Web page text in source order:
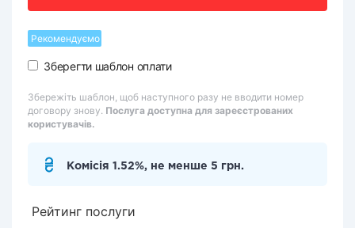
Рекомендуємо
Зберегти шаблон оплати
Збережіть шаблон, щоб наступного разу не вводити номер
договору знову. Послуга доступна для зареєстрованих
користувачів.
Комісія 1.52%, не менше 5 грн.
Рейтинг послуги